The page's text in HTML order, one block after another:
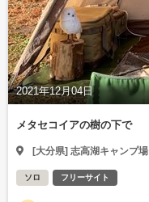
2021年12月04日
メタセコイアの樹の下で
[大分県] 志高湖キャンプ場
ソロ フリーサイト